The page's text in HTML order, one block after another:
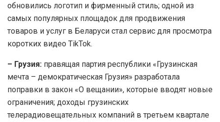
обновились логотип и фирменный стиль; одной из
самых популярных площадок для продвижения
товаров и услуг в Беларуси стал сервис для просмотра
коротких видео TikTok.
– Грузия: правящая партия республики «Грузинская
мечта – демократическая Грузия» разработала
поправки в закон «О вещании», которые вводят новые
ограничения; доходы грузинских
телерадиовещательных компаний в третьем квартале